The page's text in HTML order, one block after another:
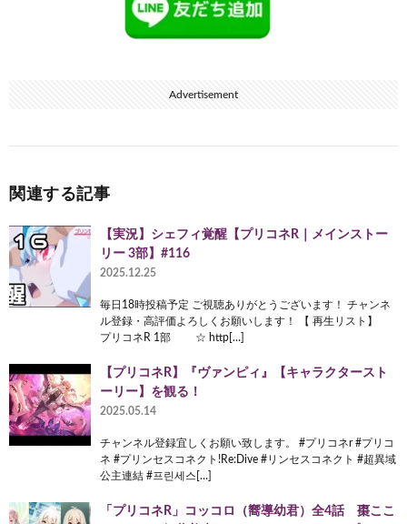
Advertisement
関連する記事
【実況】シェフィ覚醒【プリコネR｜メインストー
リー 3部】#116
2025.12.25
毎日18時投稿予定 ご視聴ありがとうございます！ チャンネ
ル登録・高評価よろしくお願いします！ 【 再生リスト】
プリコネR 1部 ☆ http[…]
【プリコネR】『ヴァンピィ』【キャラクタースト
ーリー】を観る！
2025.05.14
チャンネル登録宜しくお願い致します。 #プリコネr #プリコ
ネ #プリンセスコネクト!Re:Dive #リンセスコネクト #超異域
公主連結 #프린세스[…]
「プリコネR」コッコロ（嚮導幼君）全4話 棗ここ